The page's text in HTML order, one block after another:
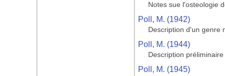
Notes sue l'osteologie
Poll, M. (1942)
Description d'un genre
Poll, M. (1944)
Description
Poll, M. (1945)